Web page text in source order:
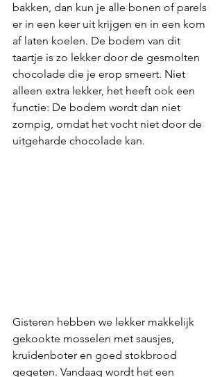
bakken, dan kun je alle bonen of parels
er in een keer uit krijgen en in een kom
af laten koelen. De bodem van dit
taartje is zo lekker door de gesmolten
chocolade die je erop smeert. Niet
alleen extra lekker, het heeft ook een
functie: De bodem wordt dan niet
zompig, omdat het vocht niet door de
uitgeharde chocolade kan.
Gisteren hebben we lekker makkelijk
gekookte mosselen met sausjes,
kruidenboter en goed stokbrood
gegeten. Vandaag wordt het een